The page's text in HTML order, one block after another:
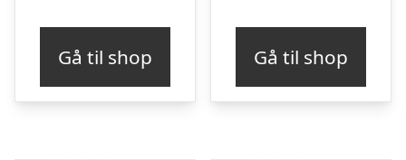
Gå til shop Gå til shop